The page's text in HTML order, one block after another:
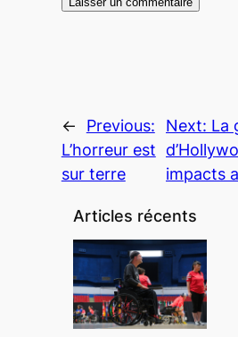
←
Previous:
L’horreur est
sur terre
Next: La
impacts
Articles récents